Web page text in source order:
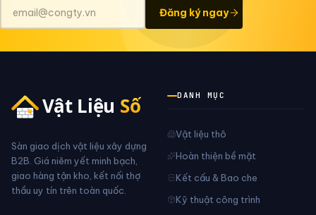
Đăng ký ngay
Sàn giao dịch vật liệu xây dựng
B2B. Giá niêm yết minh bạch,
giao hàng tận kho, kết nối thợ
thầu uy tín trên toàn quốc.
DANH MỤC
Vật liệu thô
Hoàn thiện bề mặt
Kết cấu & Bao che
Kỹ thuật công trình